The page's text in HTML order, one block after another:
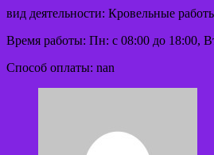
вид деятельности: Кровельные
Время работы: Пн: с 08:00 до 18:00,
Способ оплаты: nan